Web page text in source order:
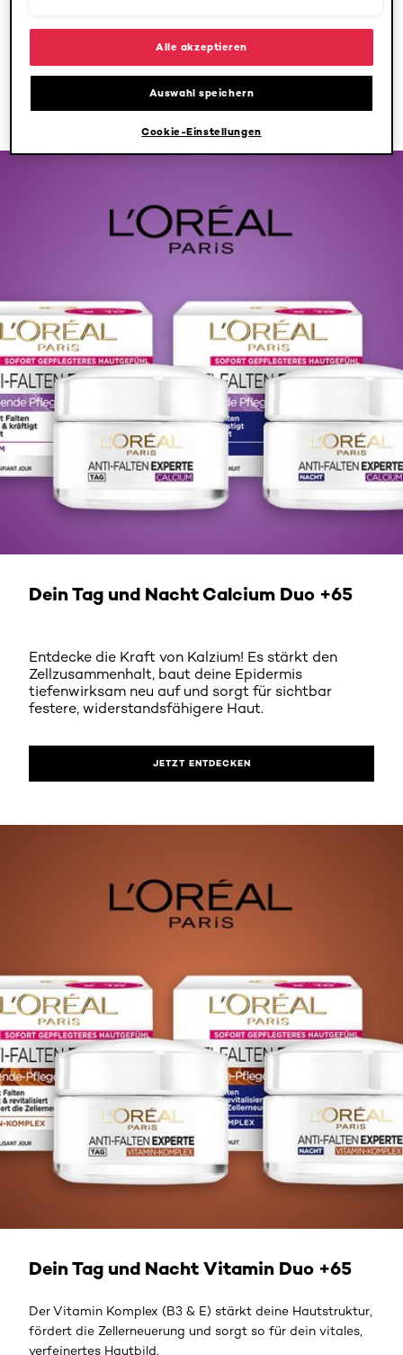
JETZT ENTDECKEN
Dein Tag und Nacht Calcium Duo +65
Entdecke die Kraft von Kalzium! Es stärkt den
Zellzusammenhalt, baut deine Epidermis
tiefenwirksam neu auf und sorgt für sichtbar
festere, widerstandsfähigere Haut.
JETZT ENTDECKEN
Dein Tag und Nacht Vitamin Duo +65
Der Vitamin Komplex (B3 & E) stärkt deine Hautstruktur,
fördert die Zellerneuerung und sorgt so für dein vitales,
verfeinertes Hautbild.
Alle akzeptieren
Auswahl speichern
Cookie-Einstellungen